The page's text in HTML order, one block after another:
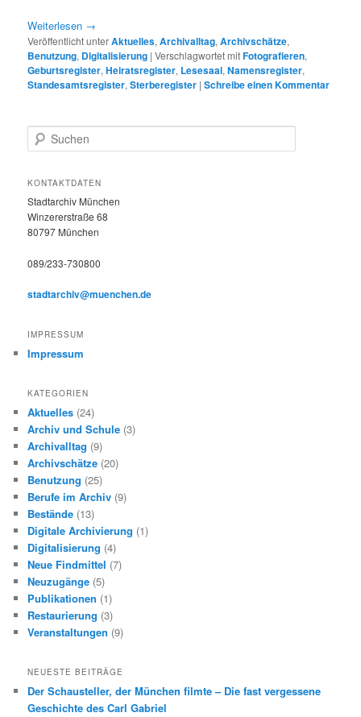
Weiterlesen →
Veröffentlicht unterAktuelles,Archivalltag,Archivschätze,
Benutzung, Digitalisierung |Verschlagwortet mitFotografieren,
Geburtsregister,Heiratsregister, Lesesaal,Namensregister,
Standesamtsregister,Sterberegister |Schreibe einen Kommentar
u
h
n
KONTAKTDATEN
Stadtarchiv München
Winzererstraße 68
80797 München
089/233-730800
stadtarchiv@muenchen.de
IMPRESSUM
Impressum
KATEGORIEN
Aktuelles (24)
Archiv und Schule (3)
Archivalltag (9)
Archivschätze (20)
Benutzung (25)
Berufe im Archiv (9)
Bestände (13)
Digitale Archivierung (1)
Digitalisierung (4)
Neue Findmittel (7)
Neuzugänge (5)
Publikationen (1)
Restaurierung (3)
Veranstaltungen (9)
NEUESTE BEITRÄGE
Der Schausteller, der München filmte – Die fast vergessene
Geschichte des Carl Gabriel